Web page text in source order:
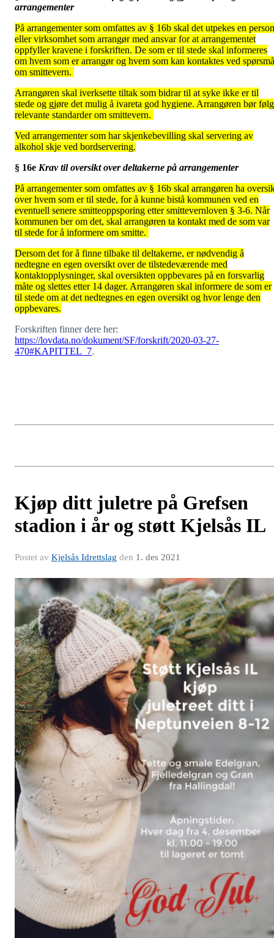
arrangementer
På arrangementer som omfattes av § 16b skal det utpekes en person
eller virksomhet som arrangør med ansvar for at arrangementet
oppfyller kravene i forskriften. De som er til stede skal informeres
om hvem som er arrangør og hvem som kan kontaktes ved
om smittevern.
Arrangøren skal iverksette tiltak som bidrar til at syke ikke er til
stede og gjøre det mulig å ivareta god hygiene. Arrangøren bør
relevante standarder om smittevern.
Ved arrangementer som har skjenkebevilling skal servering av
alkohol skje ved bordservering.
§ 16e Krav til oversikt over deltakerne på arrangementer
På arrangementer som omfattes av § 16b skal arrangøren ha
over hvem som er til stede, for å kunne bistå kommunen ved en
eventuell senere smitteoppsporing etter smittevernloven § 3-6. Når
kommunen ber om det, skal arrangøren ta kontakt med de som var
til stede for å informere om smitte.
Dersom det for å finne tilbake til deltakerne, er nødvendig å
nedtegne en egen oversikt over de tilstedeværende med
kontaktopplysninger, skal oversikten oppbevares på en forsvarlig
måte og slettes etter 14 dager. Arrangøren skal informere de som er
til stede om at det nedtegnes en egen oversikt og hvor lenge den
oppbevares.
Forskriften finner dere her:
https://lovdata.no/dokument/SF/forskrift/2020-03-27-
470#KAPITTEL_7.
Kjøp ditt juletre på Grefsen
stadion i år og støtt Kjelsås IL
Postet av Kjelsås Idrettslag den 1. des 2021